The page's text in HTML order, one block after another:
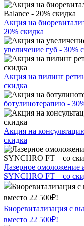
Акция на
20% скидка
увеличение губ - 30%
Акция на пилинг
скидка
ботулинотерапию -
Акция на
скидка
Лазерное
SYNCHRO FT – со
Биоревитализация с
вместо 22 500₽!